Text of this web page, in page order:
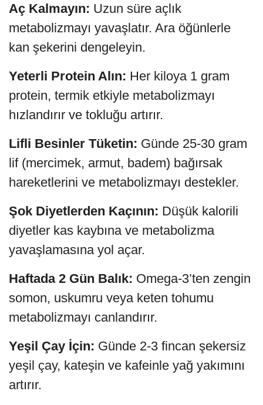
Aç Kalmayın: Uzun süre açlık
metabolizmayı yavaşlatır. Ara öğünlerle
kan şekerini dengeleyin.
Yeterli Protein Alın: Her kiloya 1 gram
protein, termik etkiyle metabolizmayı
hızlandırır ve tokluğu artırır.
Lifli Besinler Tüketin: Günde 25-30 gram
lif (mercimek, armut, badem) bağırsak
hareketlerini ve metabolizmayı destekler.
Şok Diyetlerden Kaçının: Düşük kalorili
diyetler kas kaybına ve metabolizma
yavaşlamasına yol açar.
Haftada 2 Gün Balık: Omega-3’ten zengin
somon, uskumru veya keten tohumu
metabolizmayı canlandırır.
Yeşil Çay İçin: Günde 2-3 fincan şekersiz
yeşil çay, kateşin ve kafeinle yağ yakımını
artırır.